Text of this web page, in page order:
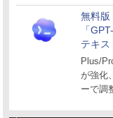
無料版
「
テキ
Plus/
が強化
ーで調